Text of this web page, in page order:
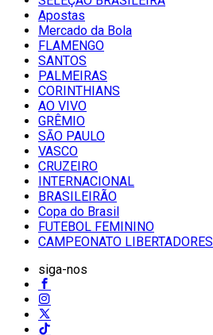
Apostas
Mercado da Bola
FLAMENGO
SANTOS
PALMEIRAS
CORINTHIANS
AO VIVO
GRÊMIO
SĀO PAULO
VASCO
CRUZEIRO
INTERNACIONAL
BRASILEIRÃO
Copa do Brasil
FUTEBOL FEMININO
CAMPEONATO LIBERTADORES
siga-nos